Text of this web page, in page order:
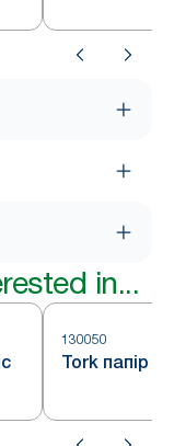
in...
130050
Tork папір